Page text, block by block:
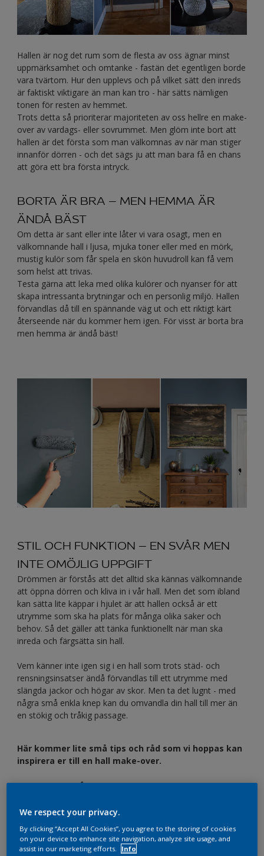
Hallen är nog det rum som de flesta av oss ägnar minst
uppmärksamhet och omtanke - fastän det egentligen borde
vara tvärtom. Hur den upplevs och på vilket sätt den inreds
är faktiskt viktigare än man kan tro - här sätts nämligen
tonen för resten av hemmet.
Trots detta så prioriterar majoriteten av oss hellre en make-
over av vardags- eller sovrummet. Men glöm inte bort att
hallen är det första som man välkomnas av när man stiger
innanför dörren - och det sägs ju att man bara få en chans
att göra ett bra första intryck.
BORTA ÄR BRA – MEN HEMMA ÄR
ÄNDÅ BÄST
Om detta är sant eller inte låter vi vara osagt, men en
välkomnande hall i ljusa, mjuka toner eller med en mörk,
mustig kulör som får spela en skön huvudroll kan få vem
som helst att trivas.
Testa gärna att leka med olika kulörer och nyanser för att
skapa intressanta brytningar och en personlig miljö. Hallen
förvandlas då till en spännande väg ut och ett riktigt kärt
återseende när du kommer hem igen. För visst är borta bra
men hemma är ändå bäst!
STIL OCH FUNKTION – EN SVÅR MEN
INTE OMÖJLIG UPPGIFT
Drömmen är förstås att det alltid ska kännas välkomnande
att öppna dörren och kliva in i vår hall. Men det som ibland
kan sätta lite käppar i hjulet är att hallen också är ett
utrymme som ska ha plats för många olika saker och
behov. Så det gäller att tänka funktionellt när man ska
inreda och färgsätta sin hall.
Vem känner inte igen sig i en hall som trots städ- och
rensningsinsatser ändå förvandlas till ett utrymme med
slängda jackor och högar av skor. Men ta det lugnt - med
några små enkla knep kan du omvandla din hall till mer än
en stökig och tråkig passage.
Här kommer lite små tips och råd som vi hoppas kan
inspirera er till en hall make-over.
1. SATSA PÅ EN BRA OCH SNYGG
En bra förvaring är verkligen A och O för att skapa en
harmonisk och välkomnande hall. En smart och snygg
förvaring kan lösas på många olika sätt, så välj den
lösningen som passar bäst in hos dig beroende på de
We respect your privacy.
By clicking “Accept All Cookies”, you agree to the storing of cookies
on your device to enhance site navigation, analyze site usage, and
assist in our marketing efforts.
Info